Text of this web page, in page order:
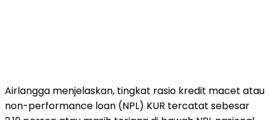
Airlangga menjelaskan, tingkat rasio kredit macet atau
non-performance loan (NPL) KUR tercatat sebesar